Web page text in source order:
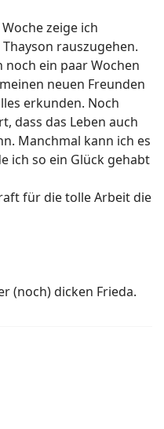
zeige ich
rauszugehen.
noch ein paar Wochen
neuen Freunden
erkunden. Noch
dass das Leben auch
Manchmal kann ich es
ich so ein Glück gehabt
für die tolle Arbeit die
(noch) dicken Frieda.